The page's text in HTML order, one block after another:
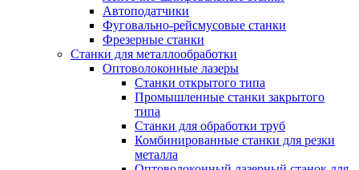
Автоподатчики
Фуговально-рейсмусовые станки
Фрезерные станки
Станки для металлообработки
Оптоволоконные лазеры
Станки открытого типа
Промышленные станки закрытого
типа
Станки для обработки труб
Комбинированные станки для резки
металла